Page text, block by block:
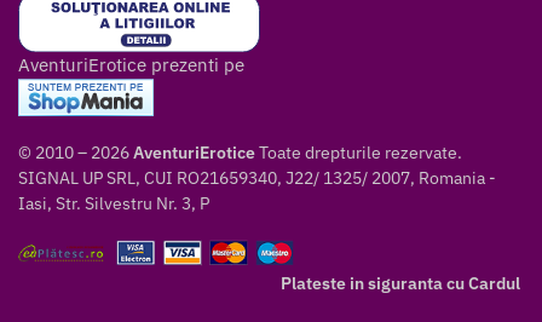
AventuriErotice prezenti pe
© 2010 – 2026AventuriEroticeToate drepturile rezervate.
SIGNAL UP SRL, CUI RO21659340, J22/ 1325/ 2007, Romania -
Iasi, Str. Silvestru Nr. 3, P
Plateste in siguranta cu Cardul